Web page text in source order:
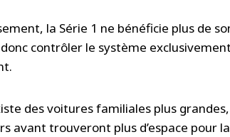
la Série 1 ne bénéficie plus de
contrôler le système
des voitures familiales plus
avant trouveront plus d’espace pour